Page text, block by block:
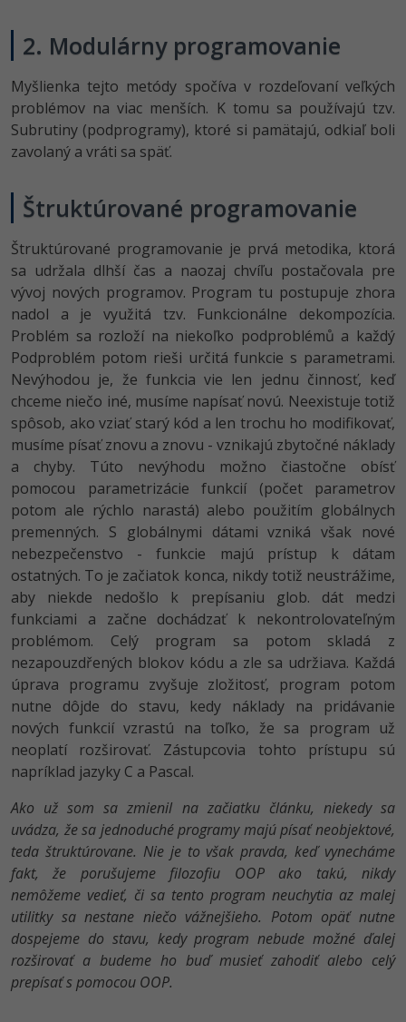
2. Modulárny programovanie
Myšlienka tejto metódy spočíva v rozdeľovaní veľkých
problémov na viac menších. K tomu sa používajú tzv.
Subrutiny (podprogramy), ktoré si pamätajú, odkiaľ boli
zavolaný a vráti sa späť.
Štruktúrované programovanie
Štruktúrované programovanie je prvá metodika, ktorá
sa udržala dlhší čas a naozaj chvíľu postačovala pre
vývoj nových programov. Program tu postupuje zhora
nadol a je využitá tzv. Funkcionálne dekompozícia.
Problém sa rozloží na niekoľko podproblémů a každý
Podproblém potom rieši určitá funkcie s parametrami.
Nevýhodou je, že funkcia vie len jednu činnosť, keď
chceme niečo iné, musíme napísať novú. Neexistuje totiž
spôsob, ako vziať starý kód a len trochu ho modifikovať,
musíme písať znovu a znovu - vznikajú zbytočné náklady
a chyby. Túto nevýhodu možno čiastočne obísť
pomocou parametrizácie funkcií (počet parametrov
potom ale rýchlo narastá) alebo použitím globálnych
premenných. S globálnymi dátami vzniká však nové
nebezpečenstvo - funkcie majú prístup k dátam
ostatných. To je začiatok konca, nikdy totiž neustrážime,
aby niekde nedošlo k prepísaniu glob. dát medzi
funkciami a začne dochádzať k nekontrolovateľným
problémom. Celý program sa potom skladá z
nezapouzdřených blokov kódu a zle sa udržiava. Každá
úprava programu zvyšuje zložitosť, program potom
nutne dôjde do stavu, kedy náklady na pridávanie
nových funkcií vzrastú na toľko, že sa program už
neoplatí rozširovať. Zástupcovia tohto prístupu sú
napríklad jazyky C a Pascal.
Ako už som sa zmienil na začiatku článku, niekedy sa
uvádza, že sa jednoduché programy majú písať neobjektové,
teda štruktúrovane. Nie je to však pravda, keď vynecháme
fakt, že porušujeme filozofiu OOP ako takú, nikdy
nemôžeme vedieť, či sa tento program neuchytia az malej
utilitky sa nestane niečo vážnejšieho. Potom opäť nutne
dospejeme do stavu, kedy program nebude možné ďalej
rozširovať a budeme ho buď musieť zahodiť alebo celý
prepísať s pomocou OOP.